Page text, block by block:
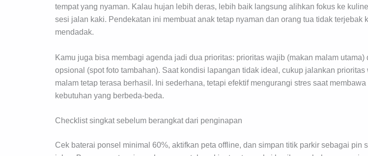
tempat yang nyaman. Kalau hujan lebih deras, lebih baik langsung alihkan fokus ke
sesi jalan kaki. Pendekatan ini membuat anak tetap nyaman dan orang tua tidak terjebak
mendadak.
Kamu juga bisa membagi agenda jadi dua prioritas: prioritas wajib (makan malam utama)
opsional (spot foto tambahan). Saat kondisi lapangan tidak ideal, cukup jalankan prioritas
malam tetap terasa berhasil. Ini sederhana, tetapi efektif mengurangi stres saat
kebutuhan yang berbeda-beda.
Checklist singkat sebelum berangkat dari penginapan
Cek baterai ponsel minimal 60%, aktifkan peta offline, dan simpan titik parkir sebagai pin